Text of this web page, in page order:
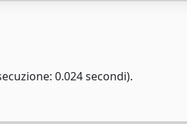
0.024 secondi).